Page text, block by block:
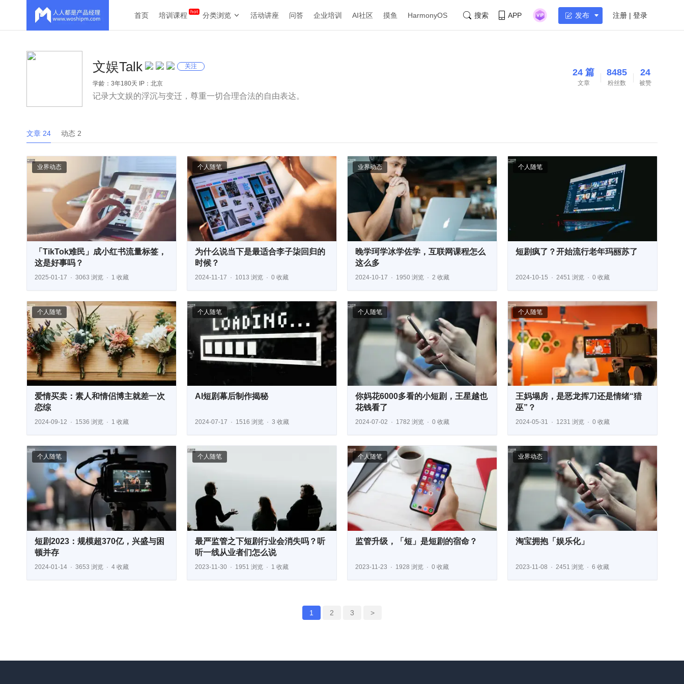
首页 培训课程 分类浏览 活动讲座 问答 企业培训 AI社区 摸鱼 HarmonyOS 搜索 APP 发布 注册 | 登录
文娱Talk 关注
学龄：3年180天 IP：北京
记录大文娱的浮沉与变迁，尊重一切合理合法的自由表达。
24 篇
文章
8485
粉丝数
24
被赞
文章 24 动态 2
业界动态
「TikTok难民」成小红书流量标签，
这是好事吗？
2025-01-17 3063 浏览 1 收藏
个人随笔
为什么说当下是最适合李子柒回归的
时候？
2024-11-17 1013 浏览 0 收藏
业界动态
晚学珂学冰学佐学，互联网课程怎么
这么多
2024-10-17 1950 浏览 2 收藏
个人随笔
短剧疯了？开始流行老年玛丽苏了
2024-10-15 2451 浏览 0 收藏
个人随笔
爱情买卖：素人和情侣博主就差一次
恋综
2024-09-12 1536 浏览 1 收藏
个人随笔
AI短剧幕后制作揭秘
2024-07-17 1516 浏览 3 收藏
个人随笔
你妈花6000多看的小短剧，王星越也
花钱看了
2024-07-02 1782 浏览 0 收藏
个人随笔
王妈塌房，是恶龙挥刀还是情绪“猎
巫”？
2024-05-31 1231 浏览 0 收藏
个人随笔
短剧2023：规模超370亿，兴盛与困
顿并存
2024-01-14 3653 浏览 4 收藏
个人随笔
最严监管之下短剧行业会消失吗？听
听一线从业者们怎么说
2023-11-30 1951 浏览 1 收藏
个人随笔
监管升级，「短」是短剧的宿命？
2023-11-23 1928 浏览 0 收藏
业界动态
淘宝拥抱「娱乐化」
2023-11-08 2451 浏览 6 收藏
1 2 3 >